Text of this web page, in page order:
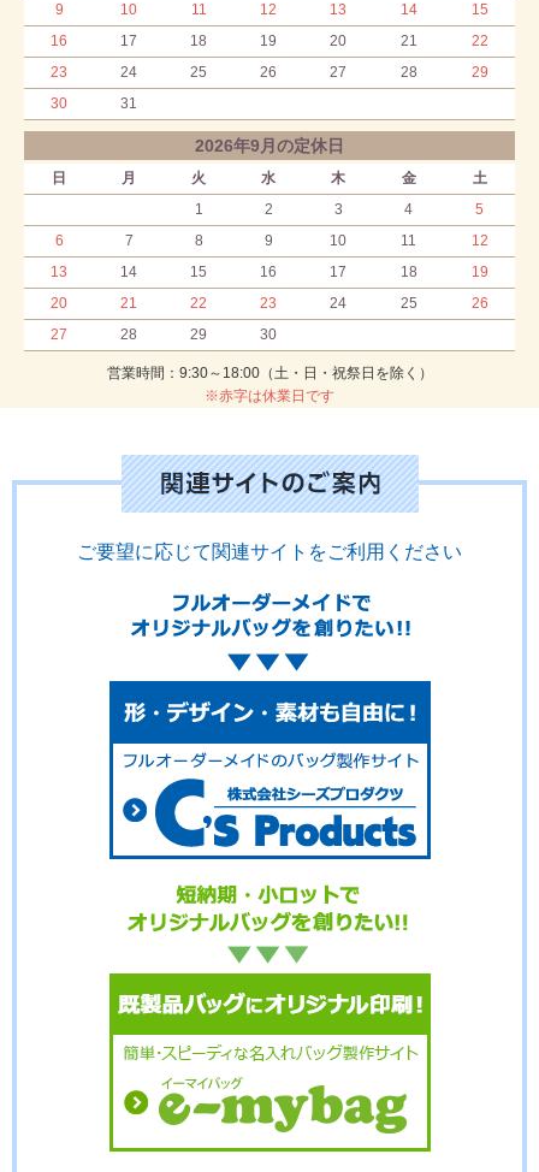
9
10 11 12 13 14
15
16
17 18 19 20 21
22
23
24 25 26 27 28
29
30
31
2026年9月の定休日
日 月 火 水 木 金
土
1
2 3 4
5
6
7 8 9 10 11
12
13
14 15 16 17 18
19
20
21 22 23 24 25
26
27
28 29 30
営業時間：9:30～18:00（土・日・祝祭日を除く）
※赤字は休業日です
ご要望に応じて関連サイトをご利用ください